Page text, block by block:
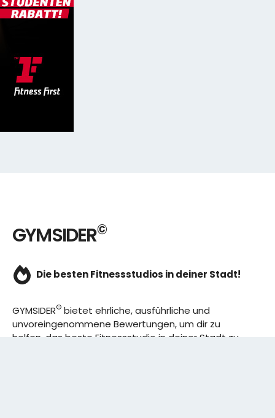
GYMSIDER©
Die besten Fitnessstudios in deiner Stadt!
GYMSIDER© bietet ehrliche, ausführliche und
unvoreingenommene Bewertungen, um dir zu
helfen, das beste Fitnessstudio in deiner Stadt zu